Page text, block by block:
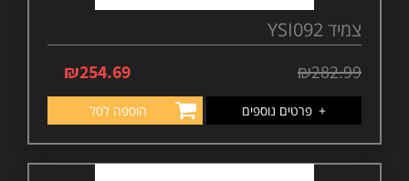
צמיד YSI092
₪282.99
₪254.69
+ פרטים נוספים הוספה לסל